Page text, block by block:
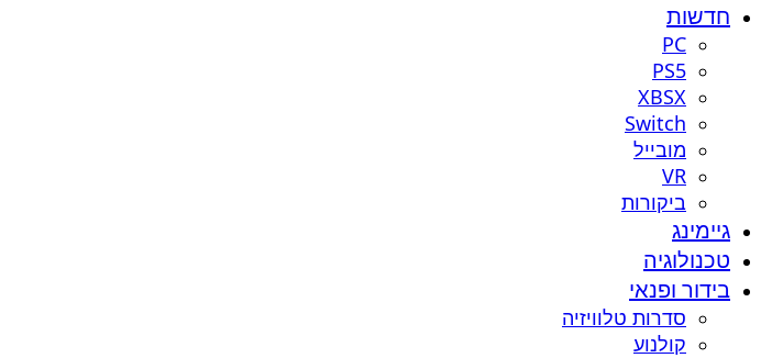
חדשות
PC
PS5
XBSX
Switch
מובייל
VR
ביקורות
גיימינג
טכנולוגיה
בידור ופנאי
סדרות טלוויזיה
קולנוע